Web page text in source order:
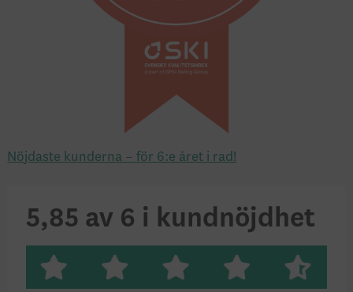
Nöjdaste kunderna – för 6:e året i rad!
5,85 av 6 i kundnöjdhet